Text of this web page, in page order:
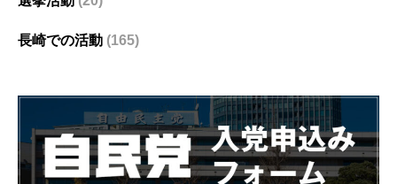
長崎での活動 (165)